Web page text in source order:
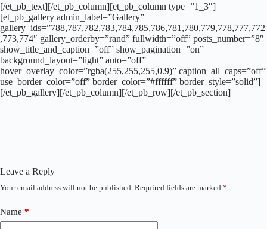
[/et_pb_text][/et_pb_column][et_pb_column type=”1_3″]
[et_pb_gallery admin_label=”Gallery”
gallery_ids=”788,787,782,783,784,785,786,781,780,779,778,777,772
,773,774″ gallery_orderby=”rand” fullwidth=”off” posts_number=”8″
show_title_and_caption=”off” show_pagination=”on”
background_layout=”light” auto=”off”
hover_overlay_color=”rgba(255,255,255,0.9)” caption_all_caps=”off”
use_border_color=”off” border_color=”#ffffff” border_style=”solid”]
[/et_pb_gallery][/et_pb_column][/et_pb_row][/et_pb_section]
Leave a Reply
Your email address will not be published. Required fields are marked *
Name *